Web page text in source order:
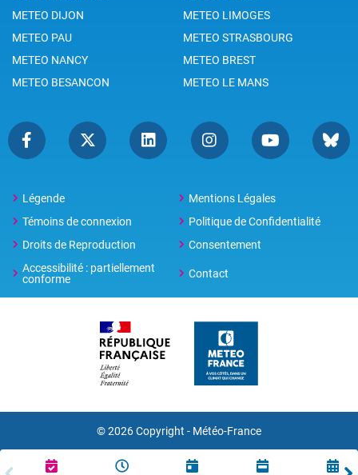
METEO DIJON
METEO LIMOGES
METEO PAU
METEO STRASBOURG
METEO NANCY
METEO BREST
METEO BESANCON
METEO LE MANS
Légende
Mentions Légales
Témoins de connexion
Politique de Confidentialité
Droits de Reproduction
Consentement
Accessibilité : partiellement
conforme
Contact
© 2026 Copyright - Météo-France